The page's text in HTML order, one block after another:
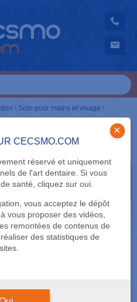
CECSMO.COM
réservé et uniquement
de l'art dentaire. Si vous
santé, cliquez sur oui.
vous acceptez le dépôt
vous proposer des vidéos,
remontées de contenus de
des statistiques de
×
\ Soin pour mains et visage \
recherche en cliquant
correspondants